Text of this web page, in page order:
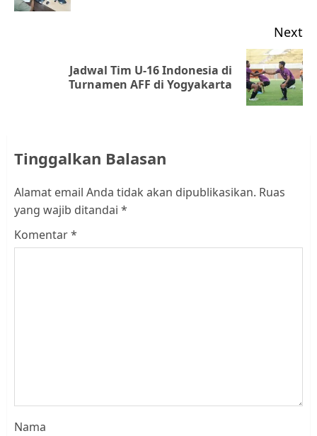
Next
Jadwal Tim U-16 Indonesia di
Turnamen AFF di Yogyakarta
Tinggalkan Balasan
Alamat email Anda tidak akan dipublikasikan. Ruas
yang wajib ditandai *
Komentar*
Nama